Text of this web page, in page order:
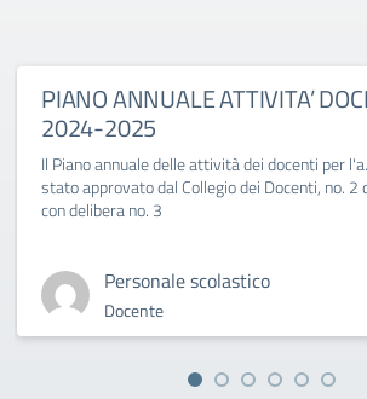
PIANO ANNUALE ATTIVITA’
2024-2025
Il Piano annuale delle attività dei docenti per
stato approvato dal Collegio dei Docenti, no.
con delibera no. 3
Personale scolastico
Docente